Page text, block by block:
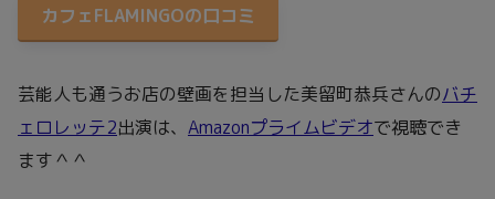
カフェFLAMINGOの口コミ
芸能人も通うお店の壁画を担当した美留町恭兵さんのバチ
ェロレッテ2出演は、 Amazonプライムビデオで視聴でき
ます＾＾